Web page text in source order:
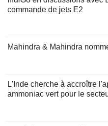
commande de jets E2
Mahindra & Mahindra
L'Inde cherche à accroître
ammoniac vert pour le